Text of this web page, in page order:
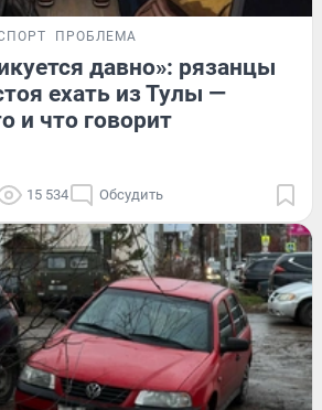
ПРОБЛЕМА
давно»: рязанцы
ехать из Тулы —
и что говорит
15 534 Обсудить